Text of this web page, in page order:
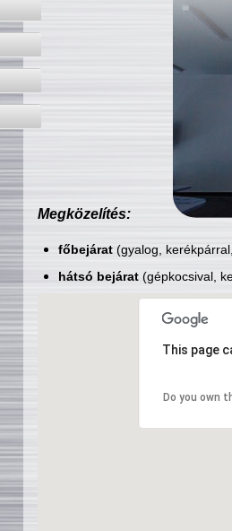
Megközelítés:
főbejárat(gyalog,
hátsó bejárat(gépkocsival,
This page
Do you own